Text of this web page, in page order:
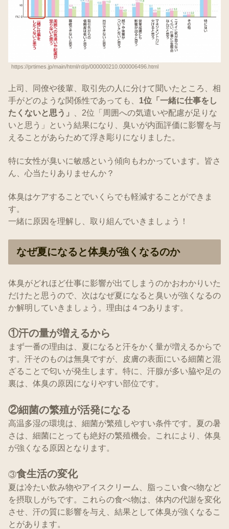
https://prtimes.jp/main/html/rd/p/000000210.000006496.html
上司、同僚や後輩、取引先の人に分けて聞いたところ、相
手がどのような関係性であっても、 1位「一緒に仕事をし
たくないと思う」
、2位「周囲への気遣いや配慮が足りな
いと思う」という結果になり、臭いが内面評価に影響を与
えることがあらためて浮き彫りになりました。
特に女性が臭いに敏感という傾向もわかっています。皆さ
ん、心当たりありませんか？
体臭はケアすることでいくらでも軽減することができま
す。
一緒に原因を理解し、取り組んでいきましょう！
なぜ夏になると体臭が強くなるのか
体臭がどれほど仕事に影響が出てしまうのかおわかりいた
だけたと思うので、次はなぜ夏になると臭いが強くなるの
か解明していきましょう。理由は４つあります。
①汗の量が増えるから
まず一番の理由は、夏になると汗をかく量が増えるからで
す。汗そのものは無臭ですが、皮膚の表面にいる細菌と混
ざることで匂いが発生します。特に、汗腺が多い脇や足の
裏は、体臭の原因になりやすい部位です。
②細菌の繁殖が活発になる
高温多湿の環境は、細菌が繁殖しやすい条件です。夏の暑
さは、細菌にとっても絶好の繁殖機会。これにより、体臭
が強くなる原因となります。
③食生活の変化
夏は冷たい飲み物やアイスクリーム、脂っこい食べ物など
を摂取しがちです。これらの食べ物は、体内の代謝を変化
させ、汗の質に影響を与え、結果として体臭が強くなるこ
とがあります。